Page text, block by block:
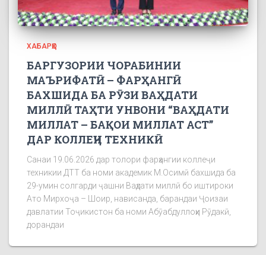
ХАБАРҲО
БАРГУЗОРИИ ЧОРАБИНИИ
МАЪРИФАТӢ – ФАРҲАНГӢ
БАХШИДА БА РӮЗИ ВАҲДАТИ
МИЛЛӢ ТАҲТИ УНВОНИ “ВАҲДАТИ
МИЛЛАТ – БАҚОИ МИЛЛАТ АСТ”
ДАР КОЛЛЕҶИ ТЕХНИКӢ
Санаи 19.06.2026 дар толори фарҳангии коллеҷи
техникии ДТТ ба номи академик М.Осимӣ бахшида ба
29-умин солгарди ҷашни Ваҳдати миллӣ бо иштироки
Ато Мирхоҷа – Шоир, нависанда, барандаи Ҷоизаи
давлатии Тоҷикистон ба номи Абӯабдуллоҳи Рӯдакӣ,
дорандаи